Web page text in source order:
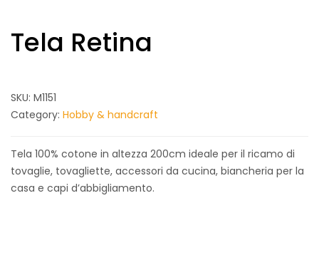
Tela Retina
SKU: M1151
Category: Hobby & handcraft
Tela 100% cotone in altezza 200cm ideale per il ricamo di
tovaglie, tovagliette, accessori da cucina, biancheria per la
casa e capi d’abbigliamento.